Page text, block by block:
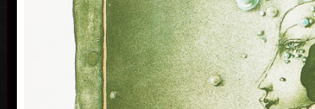
Vladimír Suchánek se narodil 12. února 1933 v Novém
Městě nad Metují, zemřel 25. ledna 2021 v Praze.
Studoval na Pedagogické fakultě Karlovy univerzity v